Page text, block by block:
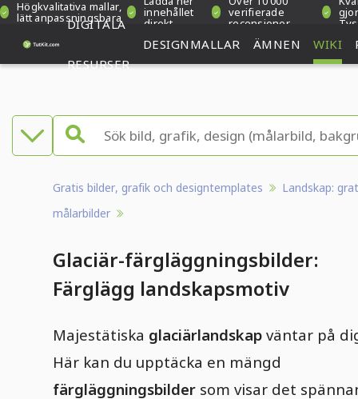
Högkvalitativa mallar,
lätt anpassningsbara innehållet
direkt
verifierade
recensioner
DIGITALA
RESURSER
DESIGNMALLAR ÄMNEN WIKI
Gratis bilder, grafik och designtemplates
Landskap:
målarbilder
Glaciär-färgläggningsbilder:
Färglägg landskapsmotiv
Majestätiska glaciärlandskap väntar på
Här kan du upptäcka en mängd
färgläggningsbilder som visar det